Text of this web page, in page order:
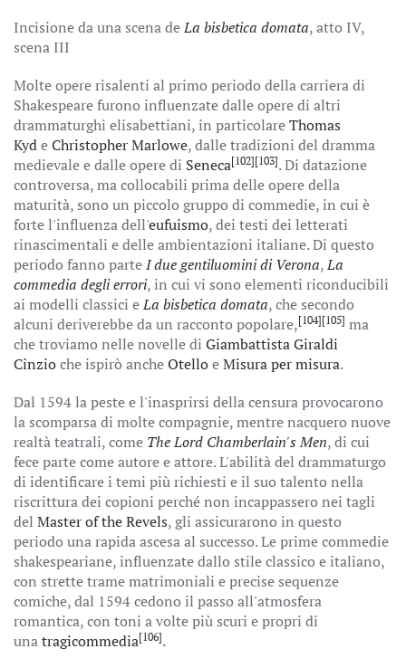
Incisione da una scena deLa bisbetica domata, atto IV,
scena III
Molte opere risalenti al primo periodo della carriera di
Shakespeare furono influenzate dalle opere di altri
drammaturghi elisabettiani, in particolareThomas
KydeChristopher Marlowe, dalle tradizioni del dramma
medievale e dalle opere di Seneca[102][103]. Di datazione
controversa, ma collocabili prima delle opere della
maturità, sono un piccolo gruppo di commedie, in cui è
forte l'influenza dell'eufuismo, dei testi dei letterati
rinascimentali e delle ambientazioni italiane. Di questo
periodo fanno parteI due gentiluomini di Verona,La
commedia degli errori, in cui vi sono elementi riconducibili
ai modelli classici eLa bisbetica domata, che secondo
alcuni deriverebbe da un racconto popolare,[104][105] ma
che troviamo nelle novelle di Giambattista Giraldi
Cinzioche ispirò ancheOtelloeMisura per misura.
Dal 1594 la peste e l'inasprirsi della censura provocarono
la scomparsa di molte compagnie, mentre nacquero nuove
realtà teatrali, come The Lord Chamberlain's Men, di cui
fece parte come autore e attore. L'abilità del drammaturgo
di identificare i temi più richiesti e il suo talento nella
riscrittura dei copioni perché non incappassero nei tagli
del Master of the Revels, gli assicurarono in questo
periodo una rapida ascesa al successo. Le prime commedie
shakespeariane, influenzate dallo stile classico e italiano,
con strette trame matrimoniali e precise sequenze
comiche, dal 1594 cedono il passo all'atmosfera
romantica, con toni a volte più scuri e propri di
unatragicommedia[106].